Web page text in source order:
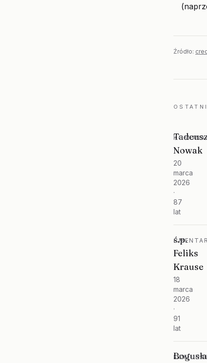
Źródło:
Nowak
20
marca
2026
·
87
lat
ś.p.
Feliks
Krause
18
marca
2026
·
91
lat